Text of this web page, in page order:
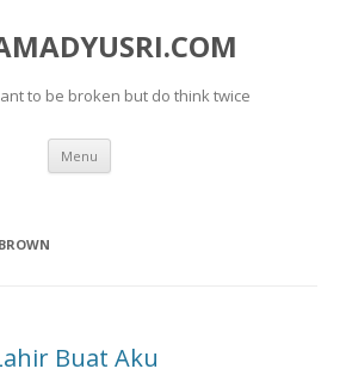
to be broken but do think twice
Menu Skip
content
Buat Aku